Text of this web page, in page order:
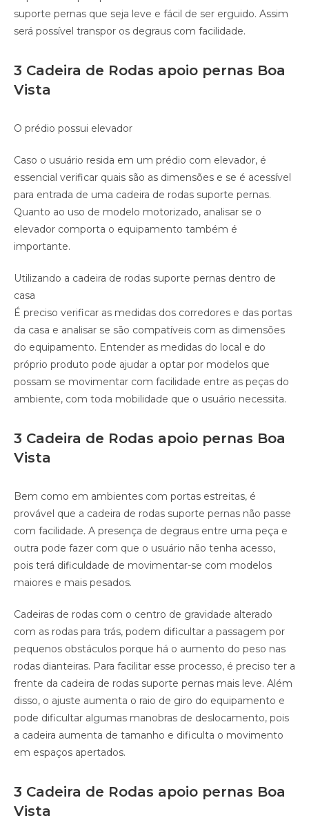
suporte pernas que seja leve e fácil de ser erguido. Assim
será possível transpor os degraus com facilidade.
3 Cadeira de Rodas apoio pernas Boa
Vista
O prédio possui elevador
Caso o usuário resida em um prédio com elevador, é
essencial verificar quais são as dimensões e se é acessível
para entrada de uma cadeira de rodas suporte pernas.
Quanto ao uso de modelo motorizado, analisar se o
elevador comporta o equipamento também é
importante.
Utilizando a cadeira de rodas suporte pernas dentro de
casa
É preciso verificar as medidas dos corredores e das portas
da casa e analisar se são compatíveis com as dimensões
do equipamento. Entender as medidas do local e do
próprio produto pode ajudar a optar por modelos que
possam se movimentar com facilidade entre as peças do
ambiente, com toda mobilidade que o usuário necessita.
3 Cadeira de Rodas apoio pernas Boa
Vista
Bem como em ambientes com portas estreitas, é
provável que a cadeira de rodas suporte pernas não passe
com facilidade. A presença de degraus entre uma peça e
outra pode fazer com que o usuário não tenha acesso,
pois terá dificuldade de movimentar-se com modelos
maiores e mais pesados.
Cadeiras de rodas com o centro de gravidade alterado
com as rodas para trás, podem dificultar a passagem por
pequenos obstáculos porque há o aumento do peso nas
rodas dianteiras. Para facilitar esse processo, é preciso ter a
frente da cadeira de rodas suporte pernas mais leve. Além
disso, o ajuste aumenta o raio de giro do equipamento e
pode dificultar algumas manobras de deslocamento, pois
a cadeira aumenta de tamanho e dificulta o movimento
em espaços apertados.
3 Cadeira de Rodas apoio pernas Boa
Vista